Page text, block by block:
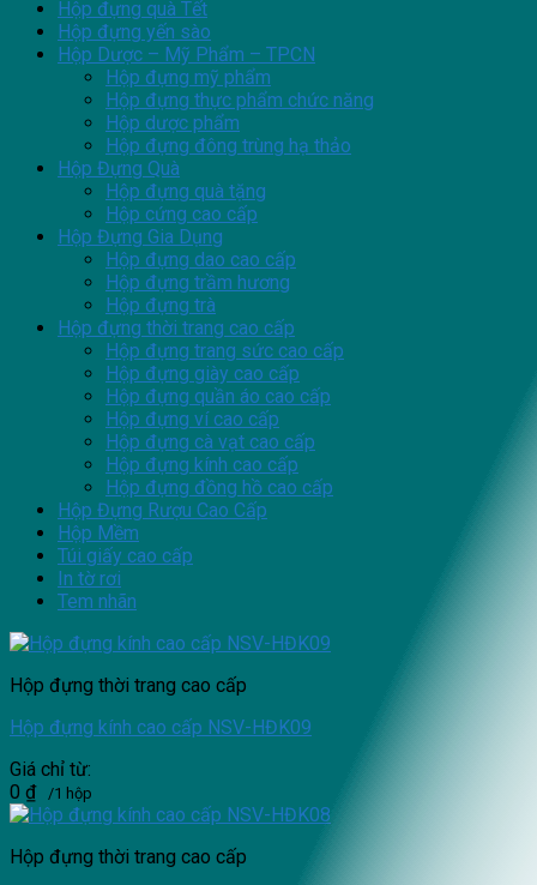
Hộp đựng quà Tết
Hộp đựng yến sào
Hộp Dược – Mỹ Phẩm – TPCN
Hộp đựng mỹ phẩm
Hộp đựng thực phẩm chức năng
Hộp dược phẩm
Hộp đựng đông trùng hạ thảo
Hộp Đựng Quà
Hộp đựng quà tặng
Hộp cứng cao cấp
Hộp Đựng Gia Dụng
Hộp đựng dao cao cấp
Hộp đựng trầm hương
Hộp đựng trà
Hộp đựng thời trang cao cấp
Hộp đựng trang sức cao cấp
Hộp đựng giày cao cấp
Hộp đựng quần áo cao cấp
Hộp đựng ví cao cấp
Hộp đựng cà vạt cao cấp
Hộp đựng kính cao cấp
Hộp đựng đồng hồ cao cấp
Hộp Đựng Rượu Cao Cấp
Hộp Mềm
Túi giấy cao cấp
In tờ rơi
Tem nhãn
Hộp đựng thời trang cao cấp
Hộp đựng kính cao cấp NSV-HĐK09
Giá chỉ từ:
0 ₫ /1 hộp
Hộp đựng thời trang cao cấp